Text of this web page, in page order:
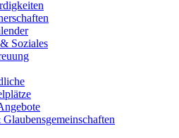
Soziales